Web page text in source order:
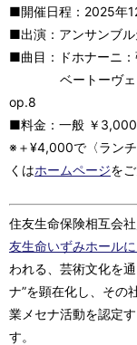
■開催日程：2025年
■出演：アンサンブ
■曲目：ドホナーニ
ベートーヴェン
op.8
■料金：一般 ￥3,000
※＋¥4,000で〈ラン
くはホームページを
住友生命保険相互会
友生命いずみホール
われる、芸術文化を
ナ”を顕在化し、その
業メセナ活動を認定
す。